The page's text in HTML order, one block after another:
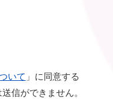
いて 」に同意する
信ができません。